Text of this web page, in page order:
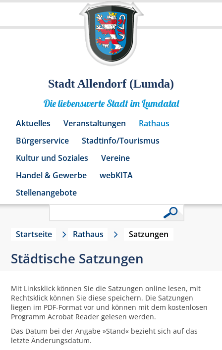
Stadt Allendorf (Lumda)
Die liebenswerte Stadt im Lumdatal
Aktuelles Veranstaltungen
Rathaus
Bürgerservice
Stadtinfo/Tourismus
Kultur und Soziales
Vereine
Handel & Gewerbe
webKITA
Stellenangebote
Startseite Rathaus Satzungen
Städtische Satzungen
Mit Linksklick können Sie die Satzungen online lesen, mit
Rechtsklick können Sie diese speichern. Die Satzungen
liegen im PDF-Format vor und können mit dem kostenlosen
Programm Acrobat Reader gelesen werden.
Das Datum bei der Angabe »Stand« bezieht sich auf das
letzte Änderungsdatum.